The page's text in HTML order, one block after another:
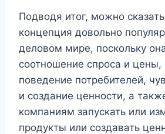
Подводя итог, можно
концепция довольно
деловом мире, поскольку
соотношение спроса и цены,
поведение потребителей,
и создание ценности, а
компаниям запускать или
продукты или создавать